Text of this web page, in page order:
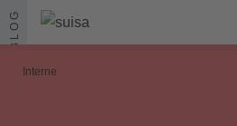
Aller au contenu
BLOG
Interne